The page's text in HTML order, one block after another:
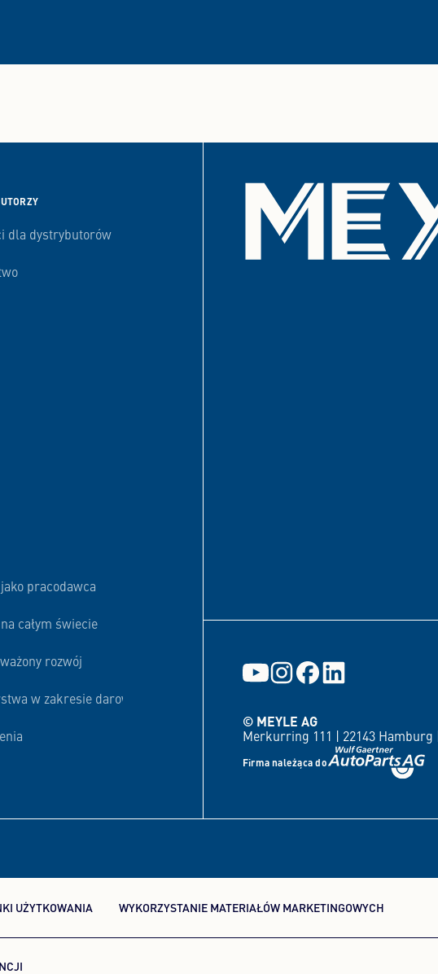
dla dystrybutorów
pracodawca
całym świecie
rozwój
w zakresie darowizn i finansowania
© MEYLE AG
Merkurring 111 | 22143 Hamburg |
Firma należąca do
UŻYTKOWANIA WYKORZYSTANIE MATERIAŁÓW MARKETINGOWYCH